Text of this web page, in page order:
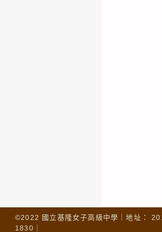
©2022 國立基隆女子高級中學｜地址：
1830｜